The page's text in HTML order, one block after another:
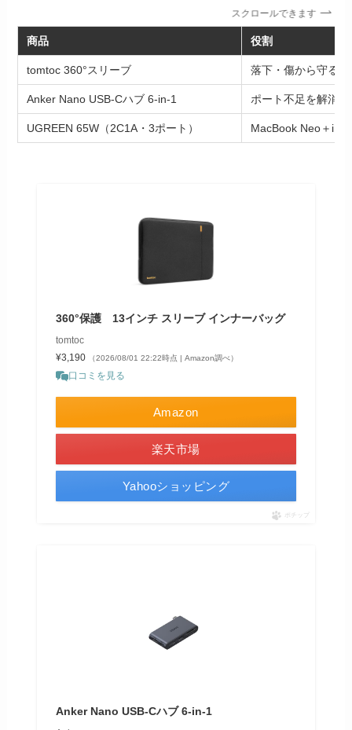
スクロールできます
商品 役割
tomtoc 360°スリーブ 落下・傷から守る
Anker Nano USB-Cハブ 6-in-1 ポート不足を解消
UGREEN 65W（2C1A・3ポート） MacBook Neo＋
360°保護 13インチ スリーブ インナーバッグ
tomtoc
¥3,190
（2026/08/01 22:22時点 | Amazon調べ）
口コミを見る
Amazon
楽天市場
Yahooショッピング
ポチップ
Anker Nano USB-Cハブ 6-in-1